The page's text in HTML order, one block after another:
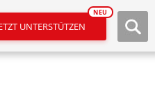
UNTERSTÜTZEN
NEU